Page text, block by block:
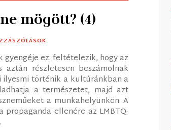
mögött? (4)
gyengéje ez: feltételezik, hogy az
részletesen beszámolnak
ilyesmi történik a kultúránkban a
a természetet, majd azt
a munkahelyünkön. A
propaganda ellenére az LMBTQ-